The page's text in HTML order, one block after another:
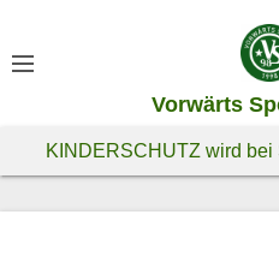
Vorwärts
KINDERSCHUTZ wird